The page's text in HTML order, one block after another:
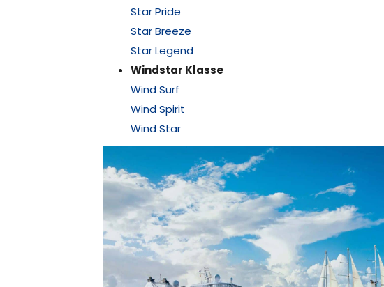
Star Pride
Star Breeze
Star Legend
Windstar Klasse
Wind Surf
Wind Spirit
Wind Star